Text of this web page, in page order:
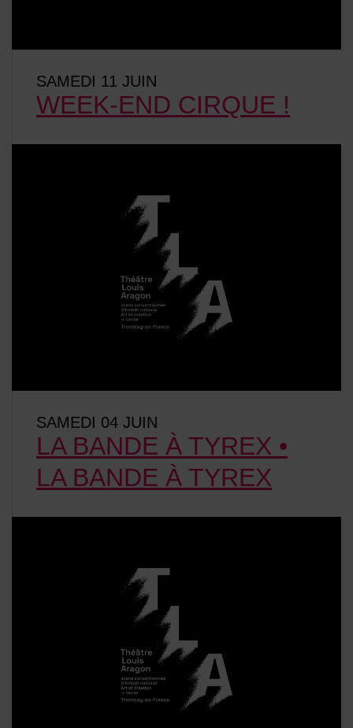
WEEK-END CIRQUE !
SAMEDI 11 JUIN
LA BANDE À TYREX •
LA BANDE À TYREX
SAMEDI 04 JUIN